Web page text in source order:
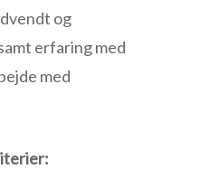
og
erfaring med
med